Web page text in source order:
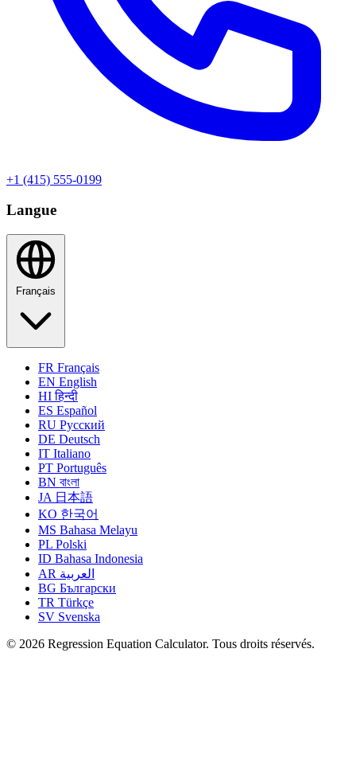
+1 (415) 555-0199
Langue
FR Français
EN English
HIहिन्दी
ES Español
RU Русский
DE Deutsch
IT Italiano
PT Português
BN বাংলা
JA 日本語
KO 한국어
MS Bahasa Melayu
PL Polski
ID Bahasa Indonesia
AR العربية
BG Български
TR Türkçe
SV Svenska
© 2026 Regression Equation Calculator. Tous droits réservés.